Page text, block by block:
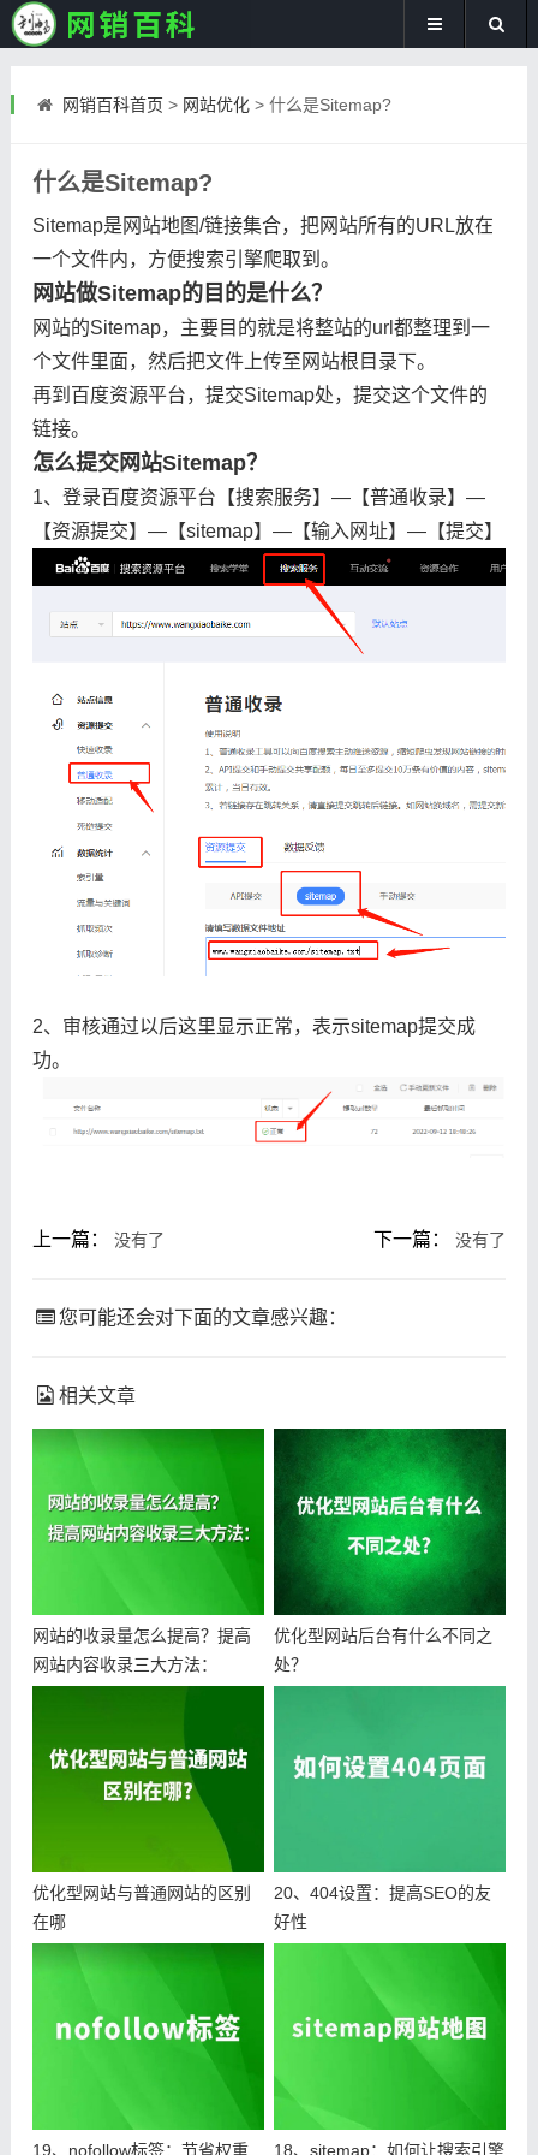
网销百科首页 > 网站优化 >什么是Sitemap?
什么是Sitemap?
Sitemap是网站地图/链接集合，把网站所有的URL放在
一个文件内，方便搜索引擎爬取到。
网站做Sitemap的目的是什么？
网站的Sitemap，主要目的就是将整站的url都整理到一
个文件里面，然后把文件上传至网站根目录下。
再到百度资源平台，提交Sitemap处，提交这个文件的
链接。
怎么提交网站Sitemap？
1、登录百度资源平台【搜索服务】—【普通收录】—
【资源提交】—【sitemap】—【输入网址】—【提交】
2、审核通过以后这里显示正常，表示sitemap提交成
功。
上一篇： 没有了 下一篇：没有了
您可能还会对下面的文章感兴趣：
相关文章
网站的收录量怎么提高？提高
网站内容收录三大方法：
优化型网站后台有什么不同之
处？
优化型网站与普通网站的区别
在哪
20、404设置：提高SEO的友
好性
19、nofollow标签：节省权重 18、sitemap：如何让搜索引擎